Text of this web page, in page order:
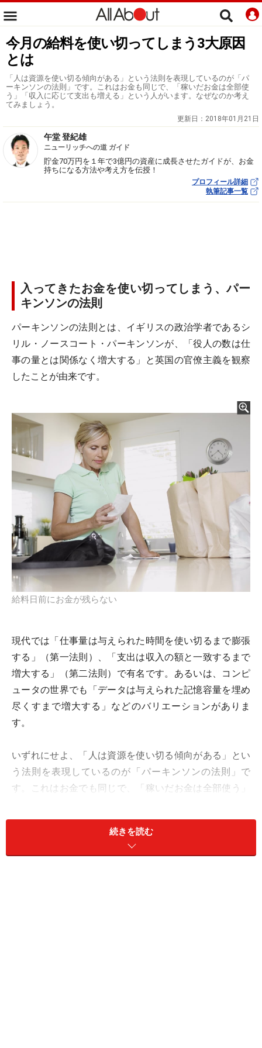
今月の給料を使い切ってしまう3大原因
とは
「人は資源を使い切る傾向がある」という法則を表現しているのが「パ
ーキンソンの法則」です。これはお金も同じで、「稼いだお金は全部使
う」「収入に応じて支出も増える」という人がいます。なぜなのか考え
てみましょう。
更新日： 2018年01月21日
午堂 登紀雄
ニューリッチへの道 ガイド
貯金70万円を１年で3億円の資産に成長させたガイドが、お金
持ちになる方法や考え方を伝授！
プロフィール詳細
執筆記事一覧
入ってきたお金を使い切ってしまう、パー
キンソンの法則
パーキンソンの法則とは、イギリスの政治学者であるシ
リル・ノースコート・パーキンソンが、「役人の数は仕
事の量とは関係なく増大する」と英国の官僚主義を観察
したことが由来です。
給料日前にお金が残らない
現代では「仕事量は与えられた時間を使い切るまで膨張
する」（第一法則）、「支出は収入の額と一致するまで
増大する」（第二法則）で有名です。あるいは、コンピ
ュータの世界でも「データは与えられた記憶容量を埋め
尽くすまで増大する」などのバリエーションがありま
す。
いずれにせよ、「人は資源を使い切る傾向がある」とい
う法則を表現しているのが「パーキンソンの法則」で
す。これはお金でも同じで、「稼いだお金は全部使う」
ソン症候群」と言いかえることができそうです（病気の
パーキンソン病のことではありません）。
続きを読む